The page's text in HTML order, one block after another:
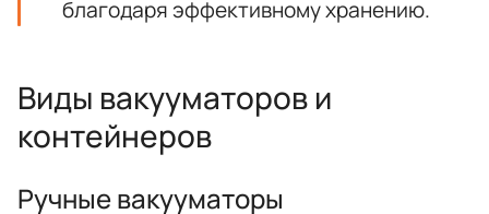
благодаря эффективному хранению.
Виды вакууматоров и
контейнеров
Ручные вакууматоры